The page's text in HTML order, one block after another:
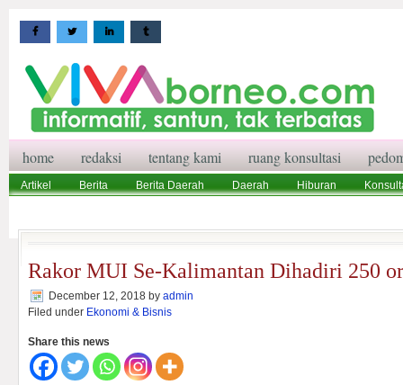
home redaksi tentang kami ruang konsultasi
Artikel Berita Berita Daerah Daerah Hiburan
Rakor MUI Se-Kalimantan Dihadiri 250
December 12, 2018 by admin
Filed under Ekonomi & Bisnis
Share this news